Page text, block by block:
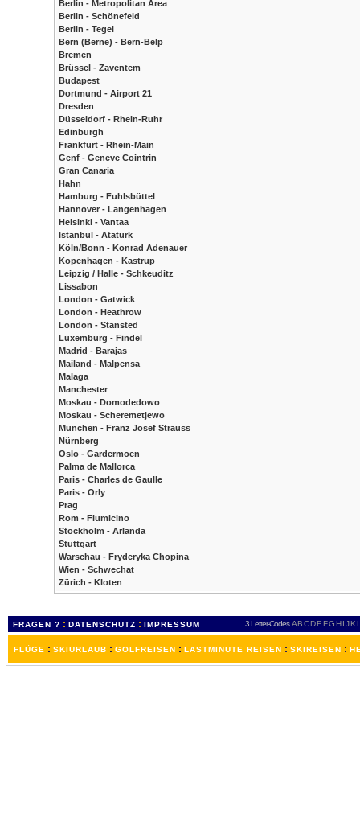
Berlin - Metropolitan Area
Berlin - Schönefeld
Berlin - Tegel
Bern (Berne) - Bern-Belp
Bremen
Brüssel - Zaventem
Budapest
Dortmund - Airport 21
Dresden
Düsseldorf - Rhein-Ruhr
Edinburgh
Frankfurt - Rhein-Main
Genf - Geneve Cointrin
Gran Canaria
Hahn
Hamburg - Fuhlsbüttel
Hannover - Langenhagen
Helsinki - Vantaa
Istanbul - Atatürk
Köln/Bonn - Konrad Adenauer
Kopenhagen - Kastrup
Leipzig / Halle - Schkeuditz
Lissabon
London - Gatwick
London - Heathrow
London - Stansted
Luxemburg - Findel
Madrid - Barajas
Mailand - Malpensa
Malaga
Manchester
Moskau - Domodedowo
Moskau - Scheremetjewo
München - Franz Josef Strauss
Nürnberg
Oslo - Gardermoen
Palma de Mallorca
Paris - Charles de Gaulle
Paris - Orly
Prag
Rom - Fiumicino
Stockholm - Arlanda
Stuttgart
Warschau - Fryderyka Chopina
Wien - Schwechat
Zürich - Kloten
FRAGEN ? : DATENSCHUTZ : IMPRESSUM 3 Letter-Codes ABCDEFGH IJKL
FLÜGE : SKIURLAUB : GOLFREISEN : LASTMINUTE REISEN : SKIREISEN :